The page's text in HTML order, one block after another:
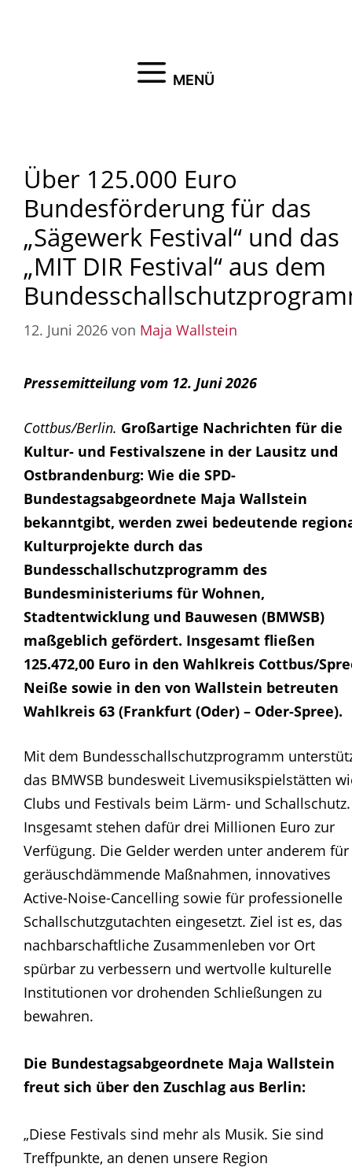
MENÜ
Über 125.000 Euro
Bundesförderung für das
„Sägewerk Festival“ und das
„MIT DIR Festival“ aus dem
12. Juni 2026 von Maja Wallstein
Pressemitteilung vom 12. Juni 2026
Cottbus/Berlin. Großartige Nachrichten für die
Kultur- und Festivalszene in der Lausitz und
Ostbrandenburg: Wie die SPD-
Bundestagsabgeordnete Maja Wallstein
bekanntgibt, werden zwei bedeutende
Kulturprojekte durch das
Bundesschallschutzprogramm des
Bundesministeriums für Wohnen,
Stadtentwicklung und Bauwesen (BMWSB)
maßgeblich gefördert. Insgesamt fließen
125.472,00 Euro in den Wahlkreis Cottbus/
Neiße sowie in den von Wallstein betreuten
Wahlkreis 63 (Frankfurt (Oder) – Oder-Spree).
Mit dem Bundesschallschutzprogramm
das BMWSB bundesweit Livemusikspielstätten
Clubs und Festivals beim Lärm- und Schallschutz.
Insgesamt stehen dafür drei Millionen Euro zur
Verfügung. Die Gelder werden unter anderem für
geräuschdämmende Maßnahmen, innovatives
Active-Noise-Cancelling sowie für professionelle
Schallschutzgutachten eingesetzt. Ziel ist es, das
nachbarschaftliche Zusammenleben vor Ort
spürbar zu verbessern und wertvolle kulturelle
Institutionen vor drohenden Schließungen zu
bewahren.
Die Bundestagsabgeordnete Maja Wallstein
freut sich über den Zuschlag aus Berlin:
„Diese Festivals sind mehr als Musik. Sie sind
Treffpunkte, an denen unsere Region